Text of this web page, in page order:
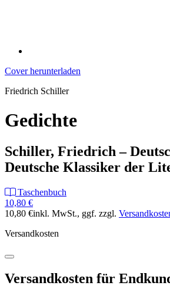
Cover herunterladen
Friedrich Schiller
Gedichte
Schiller, Friedrich –
Deutsche Klassiker der
Taschenbuch
10,80 €
10,80 €inkl. MwSt., ggf. zzgl.
Versandkosten
Versandkosten für